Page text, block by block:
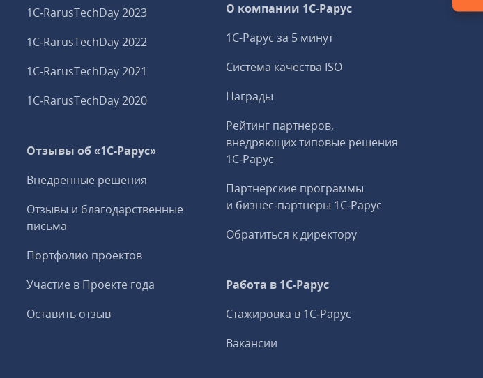
1C‑RarusTechDay 2023
1C‑RarusTechDay 2022
1C‑RarusTechDay 2021
1C‑RarusTechDay 2020
Отзывы об «1С-Рарус»
Внедренные решения
Отзывы и благодарственные
письма
Портфолио проектов
Участие в Проекте года
Оставить отзыв
О компании 1C-Рарус
1С-Рарус за 5 минут
Система качества ISO
Награды
Рейтинг партнеров,
внедряющих типовые решения
1С‑Рарус
Партнерские программы
и бизнес‑партнеры 1С‑Рарус
Обратиться к директору
Работа в 1С‑Рарус
Стажировка в 1С‑Рарус
Вакансии